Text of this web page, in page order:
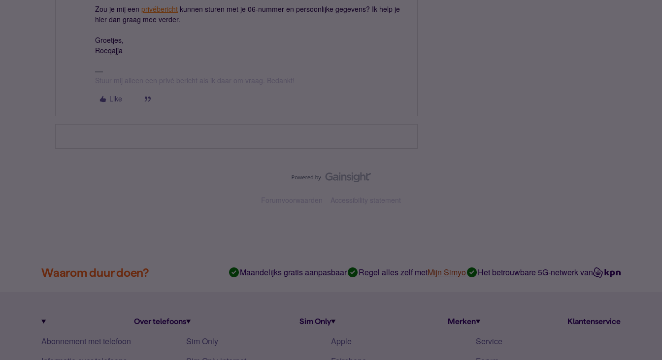
Zou je mij een privébericht kunnen sturen met je 06-nummer en persoonlijke gegevens? Ik help je
hier dan graag mee verder.
Groetjes,
Roeqajja
Stuur mij alleen een privé bericht als ik daar om vraag. Bedankt!
Like
Forumvoorwaarden Accessibility statement
Waarom duur doen? Maandelijks gratis aanpasbaar Regel alles zelf metMijn Simyo Het betrouwbare 5G-netwerk van
Over telefoons
Abonnement met telefoon
Sim Only
Sim Only
Merken
Apple
Klantenservice
Service